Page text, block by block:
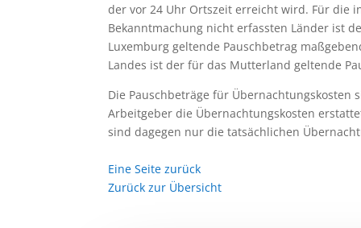
der vor 24 Uhr Ortszeit erreicht wird. Für die
Bekanntmachung nicht erfassten Länder ist
Luxemburg geltende Pauschbetrag
Landes ist der für das Mutterland geltende
Die Pauschbeträge für
Arbeitgeber die Übernachtungskosten
sind dagegen nur die tatsächlichen
Eine Seite zurück
Zurück zur Übersicht